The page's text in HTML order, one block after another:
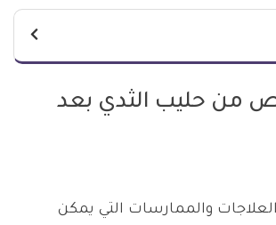
من حليب الثدي بعد
والممارسات التي يمكن